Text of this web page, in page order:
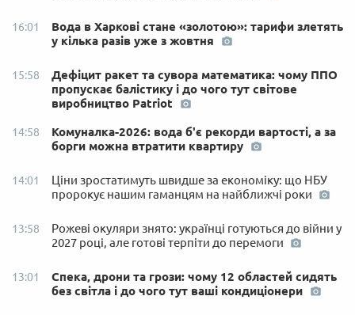
16:01
Вода в Харкові стане «золотою»: тарифи злетять
у кілька разів уже з жовтня
15:58
Дефіцит ракет та сувора математика: чому ППО
пропускає балістику і до чого тут світове
виробництво Patriot
14:58
Комуналка-2026: вода б'є рекорди вартості, а за
борги можна втратити квартиру
14:01
Ціни зростатимуть швидше за економіку: що НБУ
пророкує нашим гаманцям на найближчі роки
13:58
Рожеві окуляри знято: українці готуються до війни у
2027 році, але готові терпіти до перемоги
13:01
Спека, дрони та грози: чому 12 областей сидять
без світла і до чого тут ваші кондиціонери